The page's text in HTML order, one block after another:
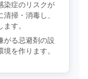
染症のリスクが
掃・消毒し、
す。
がる忌避剤の設
を作ります。